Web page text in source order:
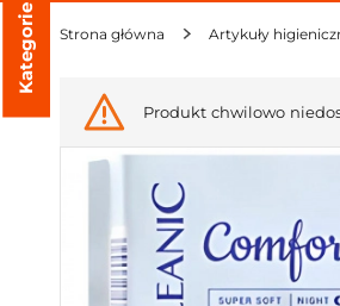
Strona główna Artykuły
Kategorie
Produkt chwilowo